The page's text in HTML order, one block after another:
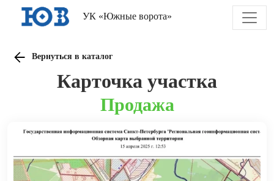
УК «Южные ворота»
Вернуться в каталог
Карточка участка
Продажа